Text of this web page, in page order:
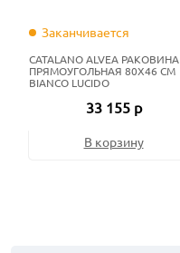
Заканчивается
CATALANO ALVEA РАКОВИНА
ПРЯМОУГОЛЬНАЯ 80X46 СМ
BIANCO LUCIDO
33 155 р
В корзину